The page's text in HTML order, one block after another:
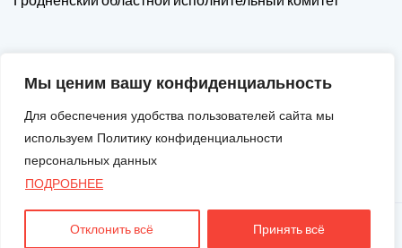
Мы ценим вашу конфиденциальность
Для обеспечения удобства пользователей сайта мы
используем Политику конфиденциальности
персональных данных
ПОДРОБНЕЕ
Отклонить всё Принять всё
Авторские Права © 2026. Все Права Защищены.